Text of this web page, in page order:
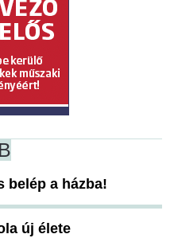
belép a házba!
új élete